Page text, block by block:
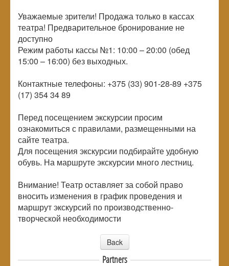
Уважаемые зрители! Продажа только в кассах
театра! Предварительное бронирование не
доступно
Режим работы кассы №1: 10:00 – 20:00 (обед
15:00 – 16:00) без выходных.
Контактные телефоны: +375 (33) 901-28-89 +375
(17) 354 34 89
Перед посещением экскурсии просим
ознакомиться с правилами, размещенными на
сайте театра.
Для посещения экскурсии подбирайте удобную
обувь. На маршруте экскурсии много лестниц.
Внимание! Театр оставляет за собой право
вносить изменения в график проведения и
маршрут экскурсий по производственно-
творческой необходимости
Back
Partners